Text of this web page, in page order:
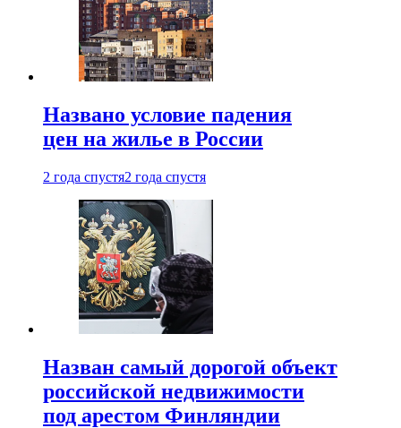
Названо условие падения
цен на жилье в России
2 года спустя2 года спустя
Назван самый дорогой объект
российской недвижимости
под арестом Финляндии